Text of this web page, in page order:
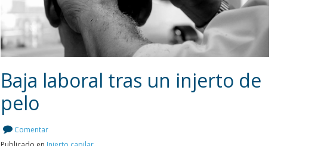
Baja laboral tras un injerto de
pelo
Comentar